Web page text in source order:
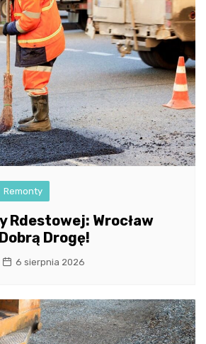
Remonty
Rdestowej: Wrocław
Drogę!
6 sierpnia 2026